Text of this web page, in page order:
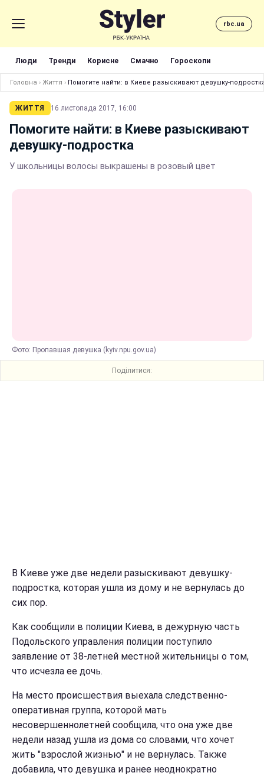
rbc.ua
Люди Тренди Корисне Смачно Гороскопи
Головна › Життя › Помогите найти: в Киеве разыскивают девушку-
ЖИТТЯ 16 листопада 2017, 16:00
Помогите найти: в Киеве разыскивают
девушку-подростка
У школьницы волосы выкрашены в розовый цвет
Фото: Пропавшая девушка (kyiv.npu.gov.ua)
Поділитися:
В Киеве уже две недели разыскивают девушку-
подростка, которая ушла из дому и не вернулась до
сих пор.
Как сообщили в полиции Киева, в дежурную часть
Подольского управления полиции поступило
заявление от 38-летней местной жительницы о том,
что исчезла ее дочь.
На место происшествия выехала следственно-
оперативная группа, которой мать
несовершеннолетней сообщила, что она уже две
недели назад ушла из дома со словами, что хочет
жить "взрослой жизнью" и не вернулась. Также
добавила, что девушка и ранее неоднократно